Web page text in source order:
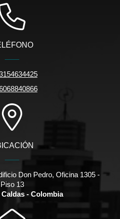
Don Pedro, Oficina 1305 -
Piso 13
- Colombia